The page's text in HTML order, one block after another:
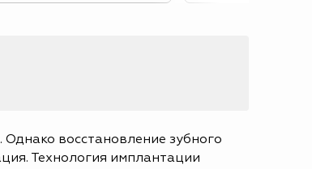
восстановление зубного
Технология имплантации